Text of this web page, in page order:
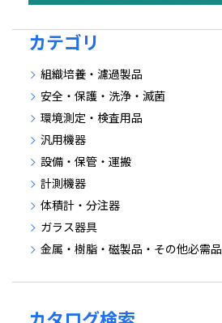
カテゴリ
組織培養・濾過製品
安全・保護・洗浄・滅菌
環境測定・検査用品
汎用機器
設備・保管・運搬
計測機器
体積計・分注器
ガラス器具
金属・樹脂・磁製品・その他必需品